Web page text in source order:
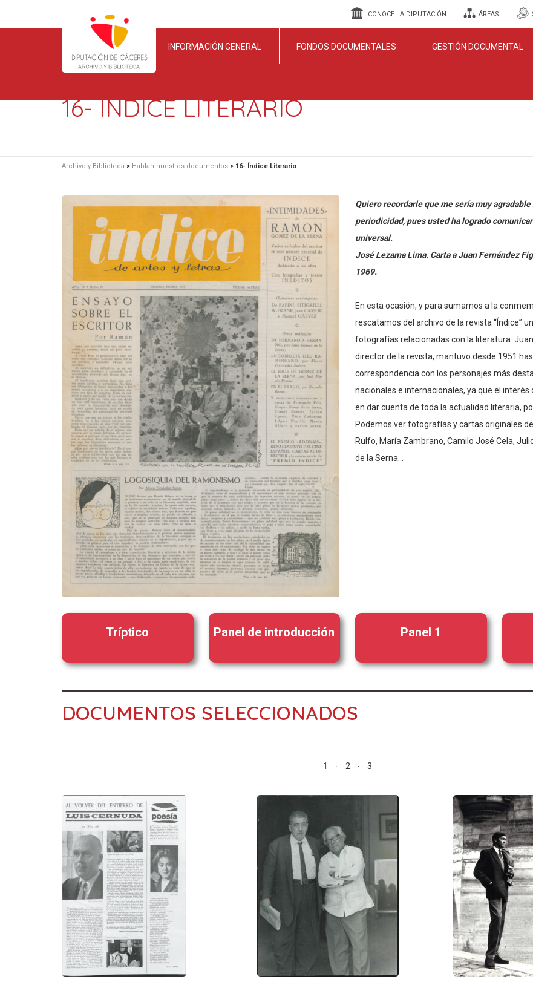
CONOCE LA DIPUTACIÓN ÁREAS
INFORMACIÓN GENERAL FONDOS DOCUMENTALES GESTIÓN DOCUMENTAL
16- ÍNDICE LITERARIO
Archivo y Biblioteca > Hablan nuestros documentos > 16- Índice Literario
Quiero recordarle que me sería muy
periodicidad, pues usted ha logrado
universal.
José Lezama Lima. Carta a Juan Fernández
1969.
En esta ocasión, y para sumarnos a la
rescatamos del archivo de la revista “Índice”
fotografías relacionadas con la literatura.
director de la revista, mantuvo desde 1951
correspondencia con los personajes más
nacionales e internacionales, ya que el interés
en dar cuenta de toda la actualidad literaria,
Podemos ver fotografías y cartas originales
Rulfo, María Zambrano, Camilo José Cela,
de la Serna...
Tríptico Panel de introducción Panel 1
DOCUMENTOS SELECCIONADOS
1 2 3